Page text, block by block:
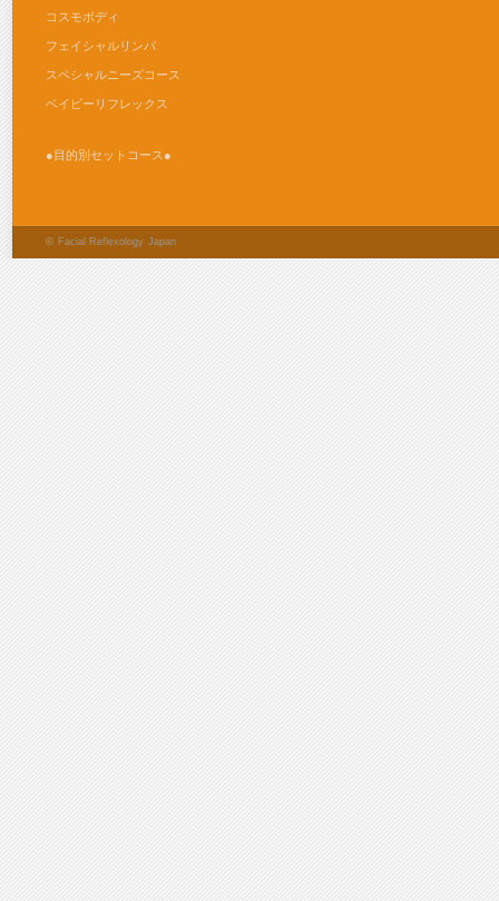
コスモボディ
フェイシャルリンパ
スペシャルニーズコース
ベイビーリフレックス
●目的別セットコース●
© Facial Reflexology Japan